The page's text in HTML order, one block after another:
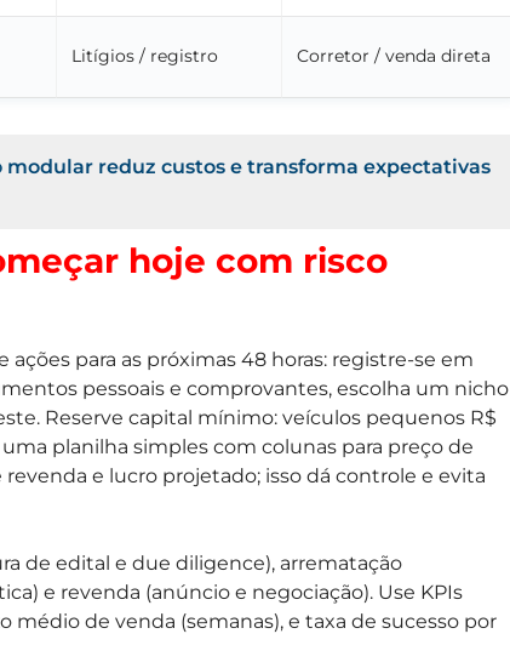
Litígios / registro Corretor / venda direta
modular reduz custos e transforma expectativas
hoje com risco
para as próximas 48 horas: registre-se em
pessoais e comprovantes, escolha um nicho
Reserve capital mínimo: veículos pequenos R$
planilha simples com colunas para preço de
e lucro projetado; isso dá controle e evita
de edital e due diligence), arrematação
e revenda (anúncio e negociação). Use KPIs
médio de venda (semanas), e taxa de sucesso por